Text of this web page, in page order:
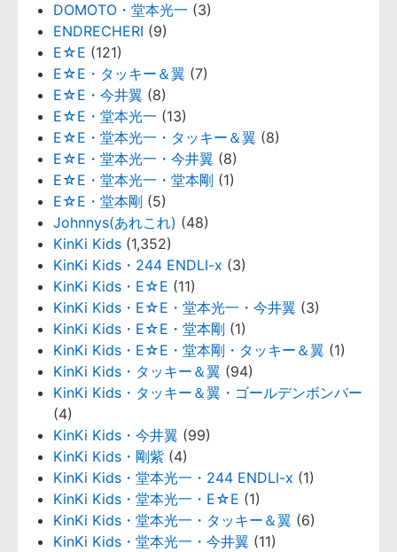
DOMOTO・堂本光一 (3)
ENDRECHERI (9)
E☆E (121)
E☆E・タッキー＆翼 (7)
E☆E・今井翼 (8)
E☆E・堂本光一 (13)
E☆E・堂本光一・タッキー＆翼 (8)
E☆E・堂本光一・今井翼 (8)
E☆E・堂本光一・堂本剛 (1)
E☆E・堂本剛 (5)
Johnnys(あれこれ) (48)
KinKi Kids (1,352)
KinKi Kids・244 ENDLI-x (3)
KinKi Kids・E☆E (11)
KinKi Kids・E☆E・堂本光一・今井翼 (3)
KinKi Kids・E☆E・堂本剛 (1)
KinKi Kids・E☆E・堂本剛・タッキー＆翼 (1)
KinKi Kids・タッキー＆翼 (94)
KinKi Kids・タッキー＆翼・ゴールデンボンバー
(4)
KinKi Kids・今井翼 (99)
KinKi Kids・剛紫 (4)
KinKi Kids・堂本光一・244 ENDLI-x (1)
KinKi Kids・堂本光一・E☆E (1)
KinKi Kids・堂本光一・タッキー＆翼 (6)
KinKi Kids・堂本光一・今井翼 (11)